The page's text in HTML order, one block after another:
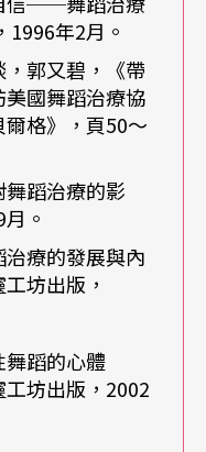
口語的探詢外，
仿彼此的動作，
麼意義？」即將
的郭又碧，以自
坊的經驗分析：
結果，要知道每
系學生時，除了
讓他們覺得「合
年2月。
郭又碧，《帶
國舞蹈治療協
格》，頁50～
蹈治療的影
。
療的發展與內
坊出版，
蹈的心體
坊出版，2002